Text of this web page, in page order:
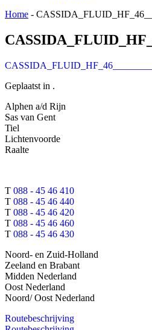
Home -
Geplaatst in .
Alphen a/d Rijn
Sas van Gent
Tiel
Lichtenvoorde
Raalte
T 088 - 45 46 410
T 088 - 45 46 440
T 088 - 45 46 420
T 088 - 45 46 460
T 088 - 45 46 430
Noord- en Zuid-Holland
Zeeland en Brabant
Midden Nederland
Oost Nederland
Noord/ Oost Nederland
Routebeschrijving